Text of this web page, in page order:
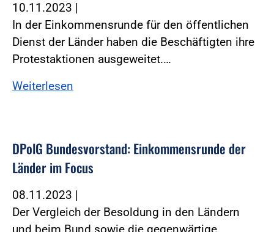
10.11.2023 |
In der Einkommensrunde für den öffentlichen
Dienst der Länder haben die Beschäftigten ihre
Protestaktionen ausgeweitet.…
Weiterlesen
DPolG Bundesvorstand: Einkommensrunde der
Länder im Focus
08.11.2023 |
Der Vergleich der Besoldung in den Ländern